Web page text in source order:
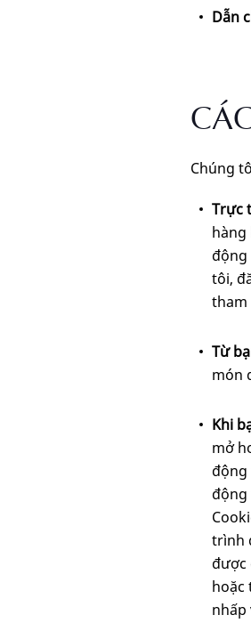
Dẫn
Chúng
Trực
hàng
động
tôi,
tham
Từ
món
Khi
mở
động
trình
được
hoặc
nhấp